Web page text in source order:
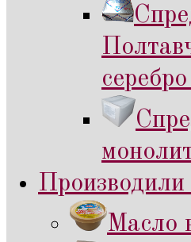
Производили
Масло